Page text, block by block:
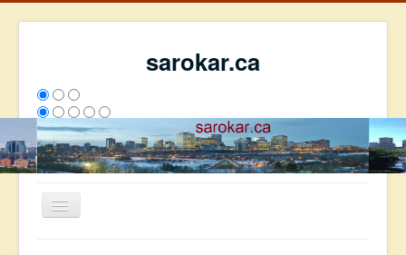
sarokar.ca
Toggle